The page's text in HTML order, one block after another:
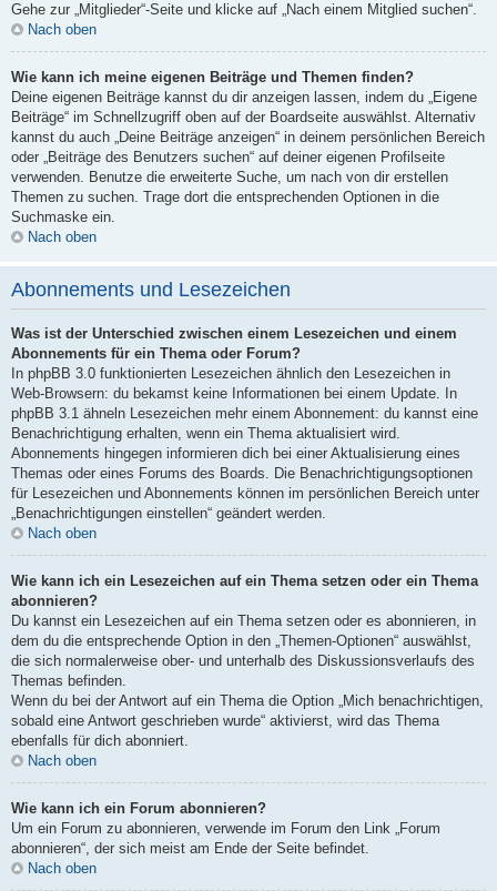
Gehe zur „Mitglieder“-Seite und klicke auf „Nach einem Mitglied suchen“.
Nach oben
Wie kann ich meine eigenen Beiträge und Themen finden?
Deine eigenen Beiträge kannst du dir anzeigen lassen, indem du „Eigene
Beiträge“ im Schnellzugriff oben auf der Boardseite auswählst. Alternativ
kannst du auch „Deine Beiträge anzeigen“ in deinem persönlichen Bereich
oder „Beiträge des Benutzers suchen“ auf deiner eigenen Profilseite
verwenden. Benutze die erweiterte Suche, um nach von dir erstellen
Themen zu suchen. Trage dort die entsprechenden Optionen in die
Suchmaske ein.
Nach oben
Abonnements und Lesezeichen
Was ist der Unterschied zwischen einem Lesezeichen und einem
Abonnements für ein Thema oder Forum?
In phpBB 3.0 funktionierten Lesezeichen ähnlich den Lesezeichen in
Web-Browsern: du bekamst keine Informationen bei einem Update. In
phpBB 3.1 ähneln Lesezeichen mehr einem Abonnement: du kannst eine
Benachrichtigung erhalten, wenn ein Thema aktualisiert wird.
Abonnements hingegen informieren dich bei einer Aktualisierung eines
Themas oder eines Forums des Boards. Die Benachrichtigungsoptionen
für Lesezeichen und Abonnements können im persönlichen Bereich unter
„Benachrichtigungen einstellen“ geändert werden.
Nach oben
Wie kann ich ein Lesezeichen auf ein Thema setzen oder ein Thema
abonnieren?
Du kannst ein Lesezeichen auf ein Thema setzen oder es abonnieren, in
dem du die entsprechende Option in den „Themen-Optionen“ auswählst,
die sich normalerweise ober- und unterhalb des Diskussionsverlaufs des
Themas befinden.
Wenn du bei der Antwort auf ein Thema die Option „Mich benachrichtigen,
sobald eine Antwort geschrieben wurde“ aktivierst, wird das Thema
ebenfalls für dich abonniert.
Nach oben
Wie kann ich ein Forum abonnieren?
Um ein Forum zu abonnieren, verwende im Forum den Link „Forum
abonnieren“, der sich meist am Ende der Seite befindet.
Nach oben